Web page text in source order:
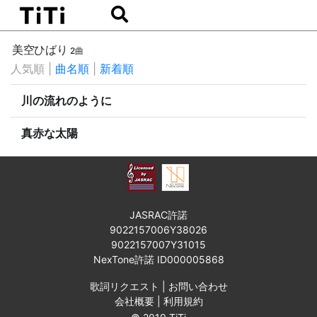
美空ひばり2曲
人気順 曲名順 新着順
川の流れのように
真赤な太陽
JASRAC許諾
9022157006Y38026
9022157007Y31015
NexTone許諾 ID000005868
歌詞リクエスト
お問い合わせ
会社概要| 利用規約